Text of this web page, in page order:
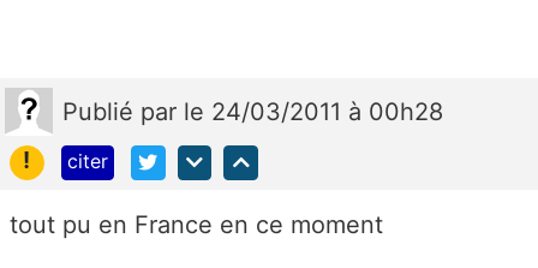
Publié par le 24/03/2011 à 00h28
!
citer
tout pu en France en ce moment